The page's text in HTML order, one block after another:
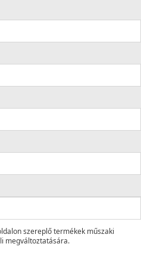
szereplő termékek műszaki
megváltoztatására.